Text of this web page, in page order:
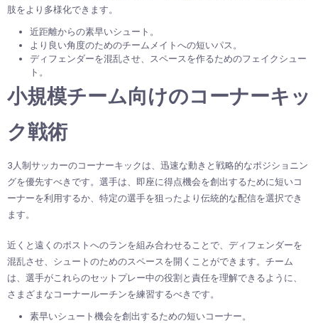
肢をより多様化できます。
近距離からの素早いシュート。
より良い角度のためのチームメイトへの短いパス。
ディフェンダーを混乱させ、スペースを作るためのフェイクシュー
ト。
小規模チーム向けのコーナーキッ
ク戦術
3人制サッカーのコーナーキックは、迅速な動きと戦略的なポジショニン
グを優先すべきです。選手は、即座に得点機会を創出するために短いコ
ーナーを利用するか、特定の選手を狙ったより伝統的な配信を選択でき
ます。
近くと遠くのポストへのランを組み合わせることで、ディフェンダーを
混乱させ、シュートのためのスペースを開くことができます。チーム
は、選手がこれらのセットプレー中の役割と責任を理解できるように、
さまざまなコーナールーチンを練習するべきです。
素早いシュート機会を創出するための短いコーナー。